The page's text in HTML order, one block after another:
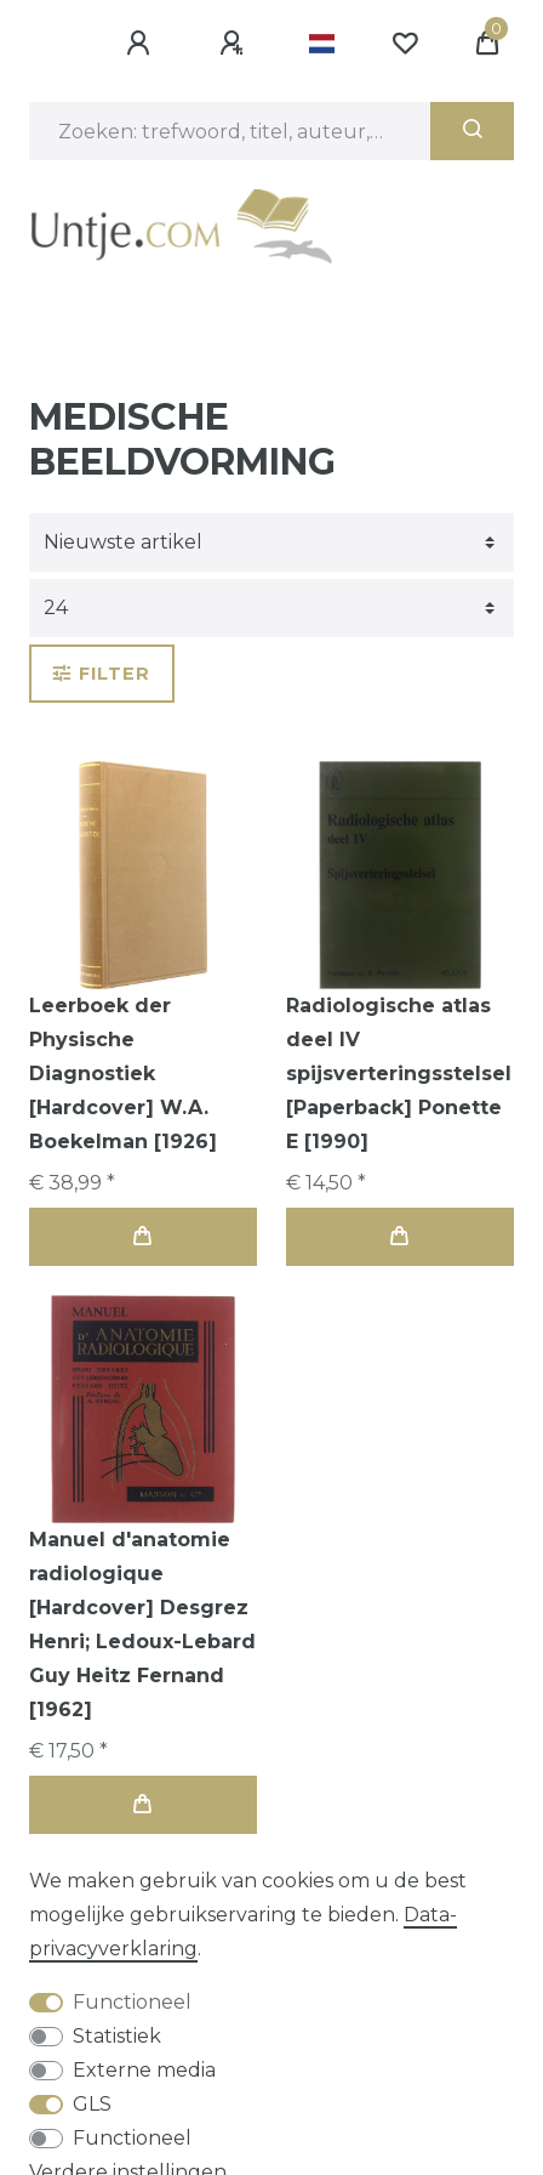
0
MEDISCHE
BEELDVORMING
FILTER
Leerboek der
Physische
Diagnostiek
[Hardcover] W.A.
Boekelman [1926]
€ 38,99 *
Radiologische atlas
deel IV
spijsverteringsstelsel
[Paperback] Ponette
E [1990]
€ 14,50 *
Manuel d'anatomie
radiologique
[Hardcover] Desgrez
Henri; Ledoux-Lebard
Guy Heitz Fernand
[1962]
€ 17,50 *
We maken gebruik van cookies om u de best
mogelijke gebruikservaring te bieden. Data­
privacy­verklaring.
Functioneel
Statistiek
Externe media
GLS
Functioneel